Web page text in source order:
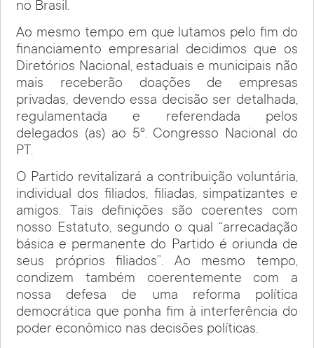
no Brasil.
Ao mesmo tempo em que lutamos pelo fim do
financiamento empresarial decidimos que os
Diretórios Nacional, estaduais e municipais não
mais receberão doações de empresas
privadas, devendo essa decisão ser detalhada,
regulamentada e referendada pelos
delegados (as) ao 5º. Congresso Nacional do
PT.
O Partido revitalizará a contribuição voluntária,
individual dos filiados, filiadas, simpatizantes e
amigos. Tais definições são coerentes com
nosso Estatuto, segundo o qual “arrecadação
básica e permanente do Partido é oriunda de
seus próprios filiados”. Ao mesmo tempo,
condizem também coerentemente com a
nossa defesa de uma reforma política
democrática que ponha fim à interferência do
poder econômico nas decisões políticas.